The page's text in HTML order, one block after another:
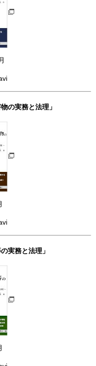
の実務と法理」
実務と法理」